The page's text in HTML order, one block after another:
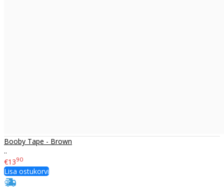
Booby Tape - Brown
..
€1390
Lisa ostukorvi